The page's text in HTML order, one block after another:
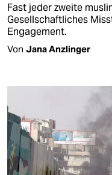
Fast jeder zweite
Gesellschaftliches
Engagement.
Von Jana Anzlinger